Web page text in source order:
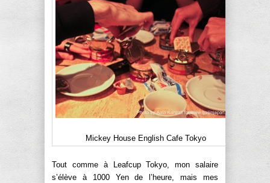
Mickey House English Cafe Tokyo
Tout comme à Leafcup Tokyo, mon salaire
s’élève à 1000 Yen de l’heure, mais mes